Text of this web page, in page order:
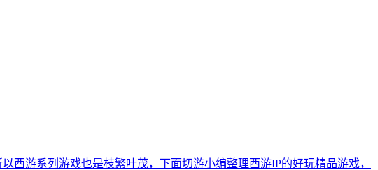
游系列游戏也是枝繁叶茂，下面切游小编整理西游IP的好玩精品游戏，